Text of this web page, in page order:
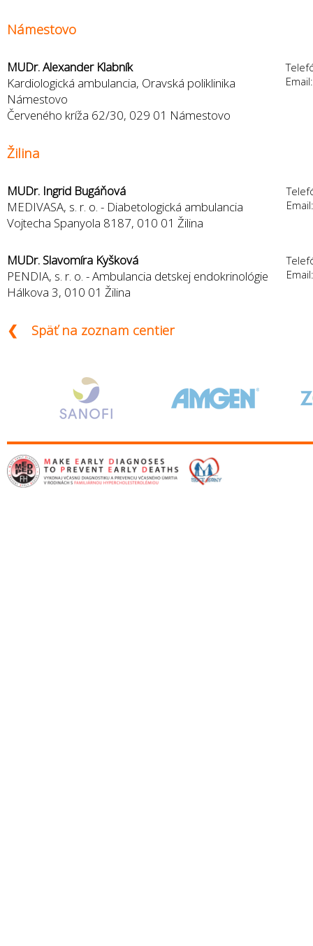
Námestovo
MUDr. Alexander Klabník
Kardiologická ambulancia, Oravská poliklinika
Námestovo
Červeného kríža 62/30, 029 01 Námestovo
Žilina
MUDr. Ingrid Bugáňová
MEDIVASA, s. r. o. - Diabetologická ambulancia
Vojtecha Spanyola 8187, 010 01 Žilina
MUDr. Slavomíra Kyšková
PENDIA, s. r. o. - Ambulancia detskej endokrinológie
Hálkova 3, 010 01 Žilina
❮ Späť na zoznam centier